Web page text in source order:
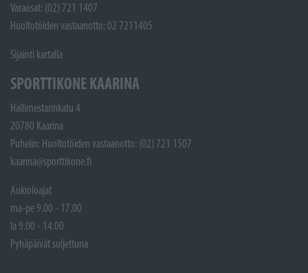
Varaosat: (02) 721 1407
Huoltotöiden vastaanotto: 02 7211405
Sijainti kartalla
SPORTTIKONE KAARINA
Hallimestarinkatu 4
20780 Kaarina
Puhelin: Huoltotöiden vastaanotto: (02) 721 1507
kaarina@sporttikone.fi
Aukioloajat
ma-pe 9.00 - 17.00
la 9.00 - 14.00
Pyhäpäivät suljettuna